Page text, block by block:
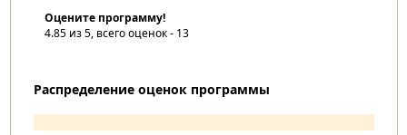
Оцените программу!
4.85из 5, всего оценок - 13
Распределение оценок программы